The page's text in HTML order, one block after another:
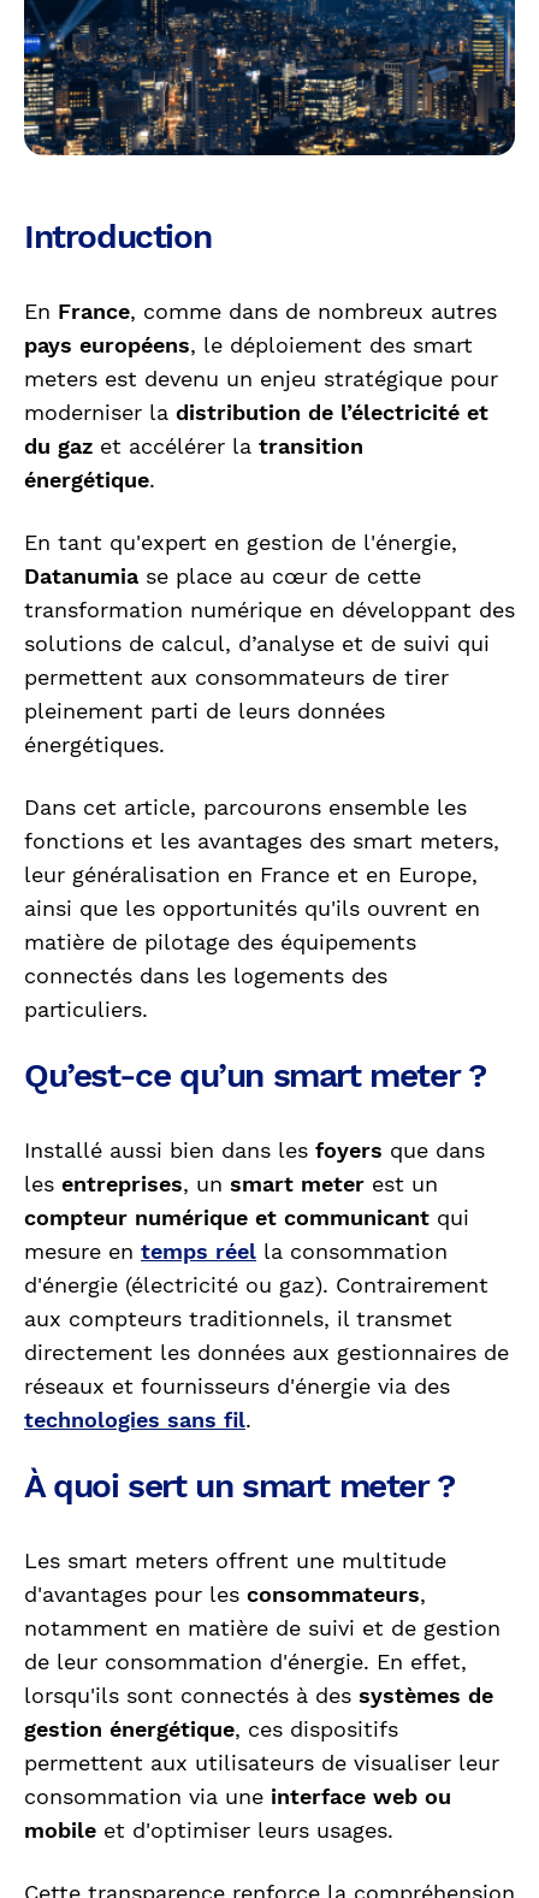
Introduction
En France, comme dans de nombreux autres
pays européens, le déploiement des smart
meters est devenu un enjeu stratégique pour
moderniser la distribution de l’électricité et
du gaz et accélérer la transition
énergétique.
En tant qu'expert en gestion de l'énergie,
Datanumia se place au cœur de cette
transformation numérique en développant des
solutions de calcul, d’analyse et de suivi qui
permettent aux consommateurs de tirer
pleinement parti de leurs données
énergétiques.
Dans cet article, parcourons ensemble les
fonctions et les avantages des smart meters,
leur généralisation en France et en Europe,
ainsi que les opportunités qu'ils ouvrent en
matière de pilotage des équipements
connectés dans les logements des
particuliers.
Qu’est-ce qu’un smart meter ?
Installé aussi bien dans les foyers que dans
les entreprises, un smart meter est un
compteur numérique et communicant qui
mesure en temps réel la consommation
d'énergie (électricité ou gaz). Contrairement
aux compteurs traditionnels, il transmet
directement les données aux gestionnaires de
réseaux et fournisseurs d'énergie via des
technologies sans fil.
À quoi sert un smart meter ?
Les smart meters offrent une multitude
d'avantages pour les consommateurs,
notamment en matière de suivi et de gestion
de leur consommation d'énergie. En effet,
lorsqu'ils sont connectés à des systèmes de
gestion énergétique, ces dispositifs
permettent aux utilisateurs de visualiser leur
consommation via une interface web ou
mobile et d'optimiser leurs usages.
Cette transparence renforce la compréhension